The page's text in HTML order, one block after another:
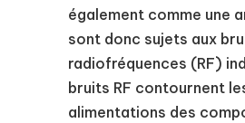
également comme une
sont donc sujets aux
radiofréquences (RF)
bruits RF contournent
alimentations des